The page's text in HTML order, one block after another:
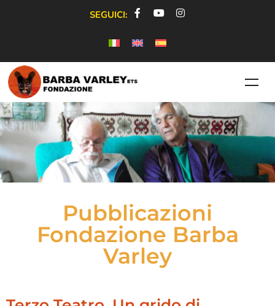
SEGUICI:
Pubblicazioni
Fondazione Barba
Varley